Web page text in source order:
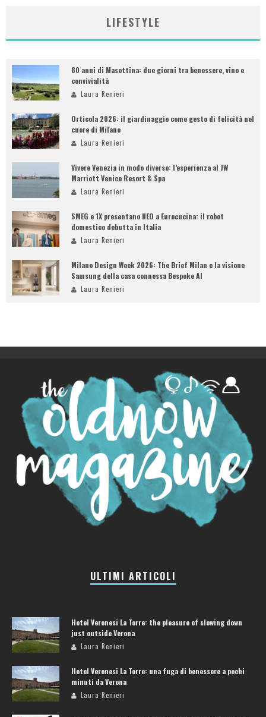
LIFESTYLE
80 anni di Masottina: due giorni tra benessere, vino e
convivialità
Laura Renieri
Orticola 2026: il giardinaggio come gesto di felicità nel
cuore di Milano
Laura Renieri
Vivere Venezia in modo diverso: l’esperienza al JW
Marriott Venice Resort & Spa
Laura Renieri
SMEG e 1X presentano NEO a Eurocucina: il robot
domestico debutta in Italia
Laura Renieri
Milano Design Week 2026: The Brief Milan e la visione
Samsung della casa connessa Bespoke AI
Laura Renieri
ULTIMI ARTICOLI
Hotel Veronesi La Torre: the pleasure of slowing down
just outside Verona
Laura Renieri
Hotel Veronesi La Torre: una fuga di benessere a pochi
minuti da Verona
Laura Renieri